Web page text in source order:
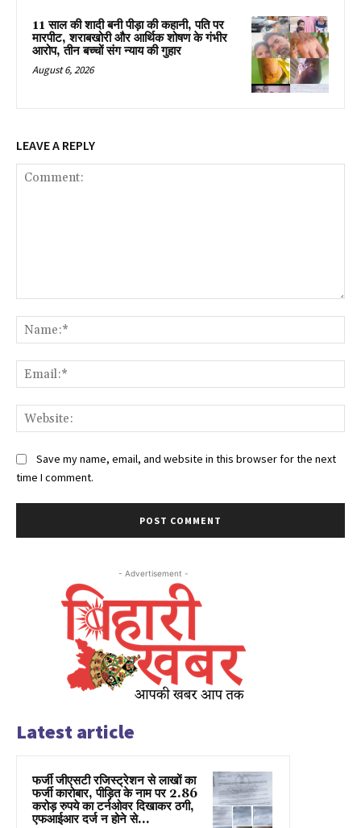
11 साल की शादी बनी पीड़ा की कहानी, पति पर
मारपीट, शराबखोरी और आर्थिक शोषण के गंभीर
आरोप, तीन बच्चों संग न्याय की गुहार
August 6, 2026
LEAVE A REPLY
Save my name, email, and website in this browser for the next
time I comment.
- Advertisement -
Latest article
फर्जी जीएसटी रजिस्ट्रेशन से लाखों का
फर्जी कारोबार, पीड़ित के नाम पर 2.86
करोड़ रुपये का टर्नओवर दिखाकर ठगी,
एफआईआर दर्ज न होने से...